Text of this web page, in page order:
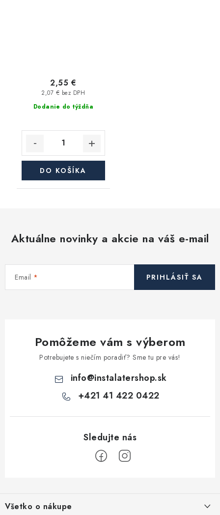
Dodanie do týždňa
2,07 € bez DPH
2,55 €
DO KOŠÍKA
Aktuálne novinky a akcie na váš e-mail
Email PRIHLÁSIŤ SA
Pomôžeme vám s výberom
Potrebujete s niečím poradiť? Sme tu pre vás!
info@instalatershop.sk
+421 41 422 0422
pVšetko o nákupe